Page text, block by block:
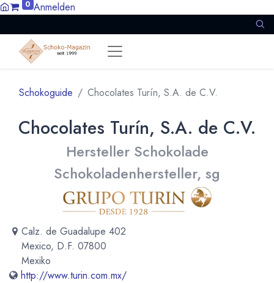
0 Anmelden
Schokoguide Chocolates Turín, S.A. de C.V.
Chocolates Turín, S.A. de C.V.
Hersteller Schokolade
Schokoladenhersteller, sg
Calz. de Guadalupe 402
Mexico, D.F. 07800
Mexiko
http://www.turin.com.mx/